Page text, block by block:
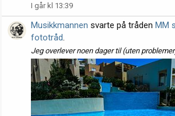
I går kl 13:39
Musikkmannen svarte på tråden MM
fototråd.
Jeg overlever noen dager til (uten